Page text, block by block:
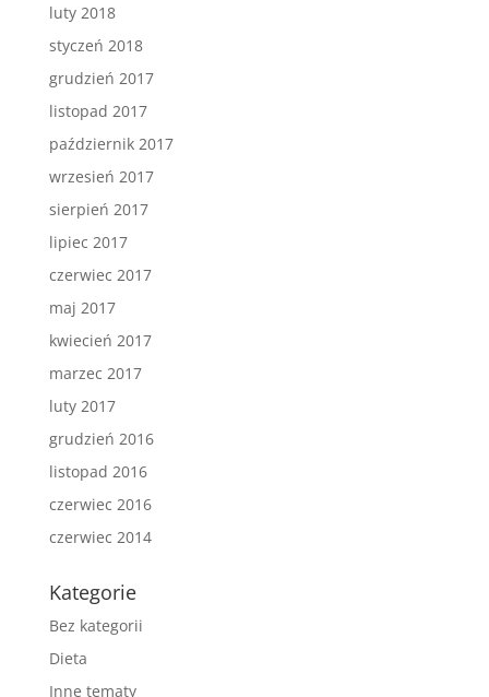
luty 2018
styczeń 2018
grudzień 2017
listopad 2017
październik 2017
wrzesień 2017
sierpień 2017
lipiec 2017
czerwiec 2017
maj 2017
kwiecień 2017
marzec 2017
luty 2017
grudzień 2016
listopad 2016
czerwiec 2016
czerwiec 2014
Kategorie
Bez kategorii
Dieta
Inne tematy